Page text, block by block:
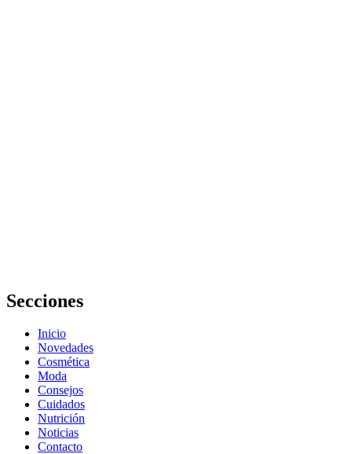
Secciones
Inicio
Novedades
Cosmética
Moda
Consejos
Cuidados
Nutrición
Noticias
Contacto